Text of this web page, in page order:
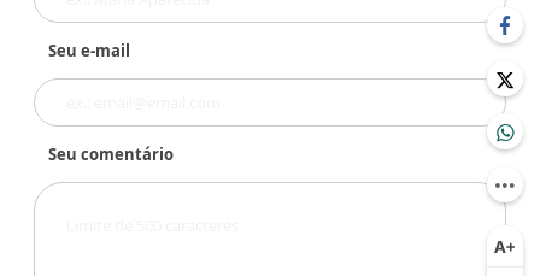
Seu e-mail
Seu comentário